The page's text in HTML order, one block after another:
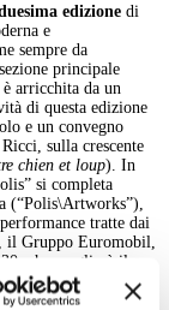
edizione di
e
sempre da
principale
arricchita da un
di questa edizione
e un convegno
sulla crescente
chien et loup). In
si completa
(“Polis\Artworks”),
tratte dai
Gruppo Euromobil,
che sceglierà il
Dal 2 al 4 febbraio si
Fruit Exhibition,